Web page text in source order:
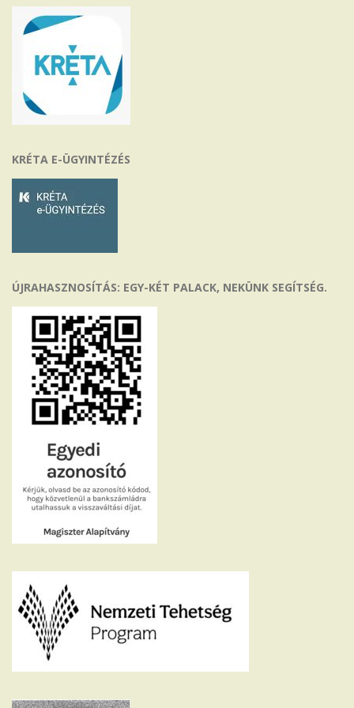
KRÉTA E-ÜGYINTÉZÉS
ÚJRAHASZNOSÍTÁS: EGY-KÉT PALACK, NEKÜNK SEGÍTSÉG.